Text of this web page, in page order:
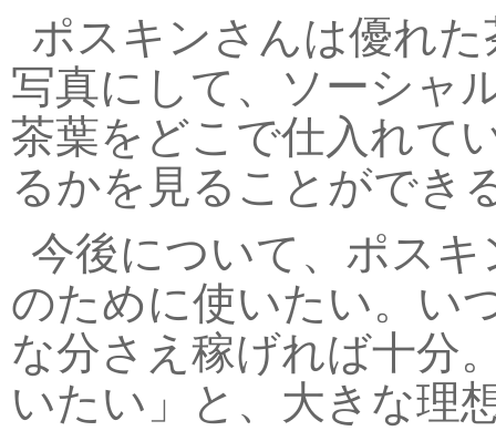
ポスキンさんは優れ
写真にして、ソーシャ
茶葉をどこで仕入れて
るかを見ることができ
今後について、ポス
のために使いたい。い
な分さえ稼げれば十分
いたい」と、大きな理